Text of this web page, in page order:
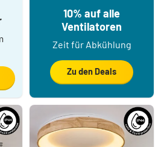
10% auf alle
Ventilatoren
Zeit für Abkühlung
Zu den Deals